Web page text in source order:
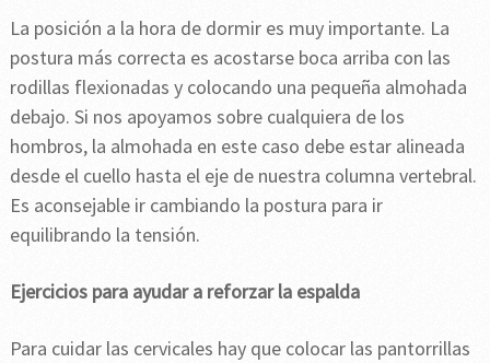
La posición a la hora de dormir es muy importante. La
postura más correcta es acostarse boca arriba con las
rodillas flexionadas y colocando una pequeña almohada
debajo. Si nos apoyamos sobre cualquiera de los
hombros, la almohada en este caso debe estar alineada
desde el cuello hasta el eje de nuestra columna vertebral.
Es aconsejable ir cambiando la postura para ir
equilibrando la tensión.
Ejercicios para ayudar a reforzar la espalda
Para cuidar las cervicales hay que colocar las pantorrillas